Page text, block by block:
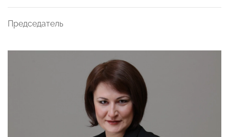
Председатель